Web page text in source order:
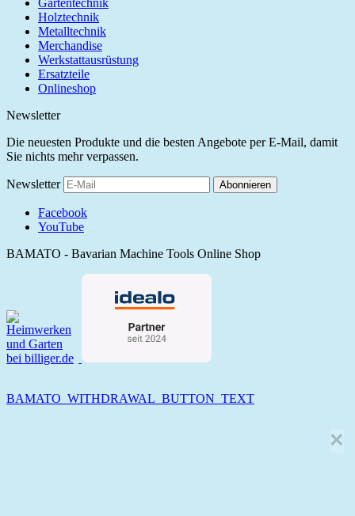
Gartentechnik
Holztechnik
Metalltechnik
Merchandise
Werkstattausrüstung
Ersatzteile
Onlineshop
Newsletter
Die neuesten Produkte und die besten Angebote per E-Mail, damit
Sie nichts mehr verpassen.
Newsletter Abonnieren
Facebook
YouTube
BAMATO - Bavarian Machine Tools Online Shop
BAMATO_WITHDRAWAL_BUTTON_TEXT
×